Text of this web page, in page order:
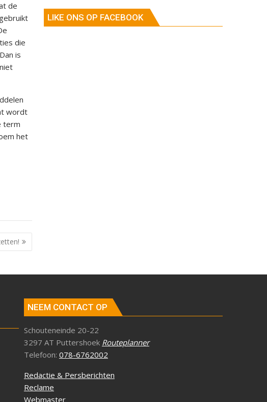
de
die
is
wordt
term
het
LIKE ONS OP FACEBOOK
NEEM CONTACT OP
Schouteneinde 20-22
3297 AT Puttershoek Routeplanner
Telefoon: 078-6762002
Redactie & Persberichten
Reclame
Webmaster